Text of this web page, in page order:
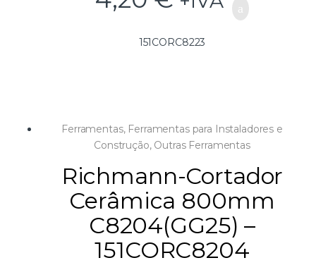
151CORC8223
Ferramentas, Ferramentas para Instaladores e
Construção, Outras Ferramentas
Richmann-Cortador
Cerâmica 800mm
C8204(GG25) –
151CORC8204